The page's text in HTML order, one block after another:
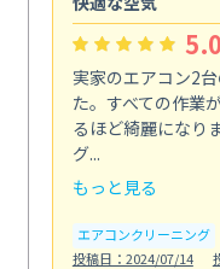
5.0
実家のエアコン2
た。すべての作業
るほど綺麗になり
グ...
もっと見る
エアコンクリーニング
投稿日：2024/07/14